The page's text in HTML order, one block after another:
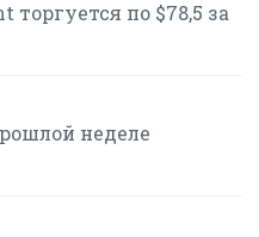
по $78,5 за
неделе